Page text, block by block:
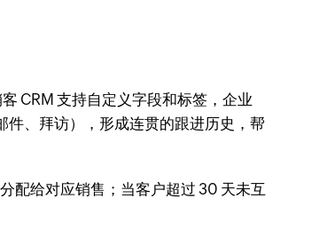
CRM 支持自定义字段和标签，企业
、拜访），形成连贯的跟进历史，帮
配给对应销售；当客户超过 30 天未互